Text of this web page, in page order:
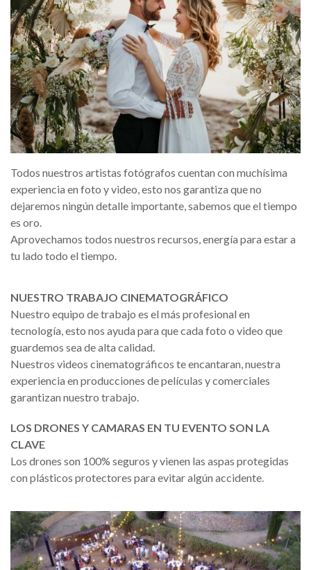
Todos nuestros artistas fotógrafos cuentan con muchísima
experiencia en foto y video, esto nos garantiza que no
dejaremos ningún detalle importante, sabemos que el tiempo
es oro.
Aprovechamos todos nuestros recursos, energía para estar a
tu lado todo el tiempo.
NUESTRO TRABAJO CINEMATOGRÁFICO
Nuestro equipo de trabajo es el más profesional en
tecnología, esto nos ayuda para que cada foto o video que
guardemos sea de alta calidad.
Nuestros videos cinematográficos te encantaran, nuestra
experiencia en producciones de películas y comerciales
garantizan nuestro trabajo.
LOS DRONES Y CAMARAS EN TU EVENTO SON LA
CLAVE
Los drones son 100% seguros y vienen las aspas protegidas
con plásticos protectores para evitar algún accidente.